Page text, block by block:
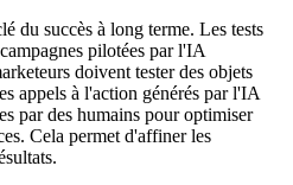
du succès à long terme. Les tests
pilotées par l'IA
doivent tester des objets
appels à l'action générés par l'IA
par des humains pour optimiser
Cela permet d'affiner les